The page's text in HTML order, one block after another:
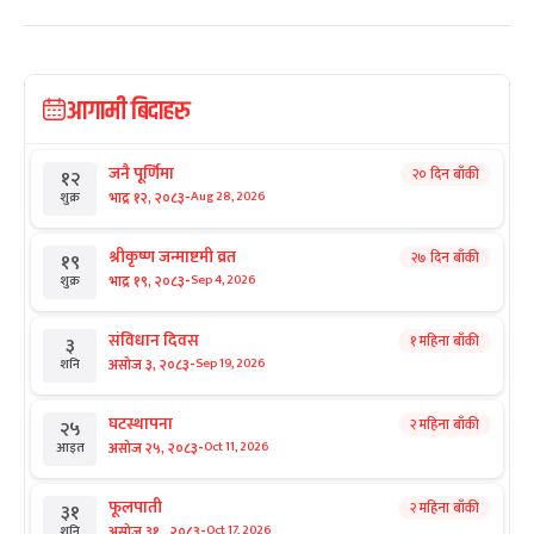
आगामी बिदाहरु
१२
शुक्र
जनै पूर्णिमा
भाद्र १२, २०८३-Aug 28, 2026
२० दिन बाँकी
१९
शुक्र
श्रीकृष्ण जन्माष्टमी व्रत
भाद्र १९, २०८३-Sep 4, 2026
२७ दिन बाँकी
३
शनि
संविधान दिवस
असोज ३, २०८३-Sep 19, 2026
१ महिना बाँकी
२५
आइत
घटस्थापना
असोज २५, २०८३-Oct 11, 2026
२ महिना बाँकी
३१ फूलपाती २ महिना बाँकी